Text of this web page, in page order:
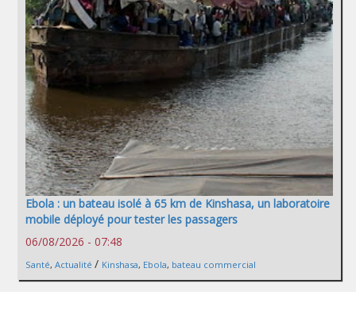
Ebola : un bateau isolé à 65 km de Kinshasa, un laboratoire
mobile déployé pour tester les passagers
06/08/2026 - 07:48
Santé, Actualité / Kinshasa, Ebola, bateau commercial